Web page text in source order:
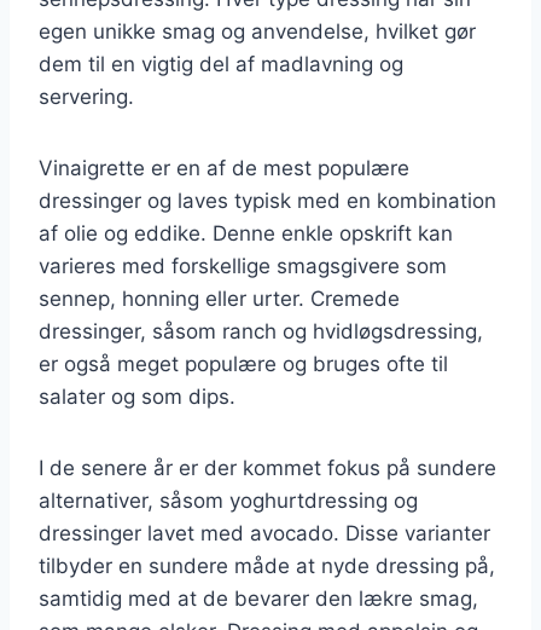
egen unikke smag og anvendelse, hvilket gør
dem til en vigtig del af madlavning og
servering.
Vinaigrette er en af de mest populære
dressinger og laves typisk med en kombination
af olie og eddike. Denne enkle opskrift kan
varieres med forskellige smagsgivere som
sennep, honning eller urter. Cremede
dressinger, såsom ranch og hvidløgsdressing,
er også meget populære og bruges ofte til
salater og som dips.
I de senere år er der kommet fokus på sundere
alternativer, såsom yoghurtdressing og
dressinger lavet med avocado. Disse varianter
tilbyder en sundere måde at nyde dressing på,
samtidig med at de bevarer den lækre smag,